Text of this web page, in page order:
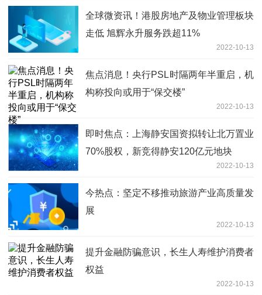
全球微资讯！港股房地产及物业管理板块
走低 旭辉永升服务跌超11%
2022-10-13
焦点消息！央行PSL时隔两年半重启，机
构称投向或用于“保交楼”
2022-10-13
即时焦点：上海静安国资拟转让北万置业
70%股权，新竞得静安120亿元地块
2022-10-13
今热点：坚定不移推动旅游产业高质量发
展
2022-10-13
提升金融防骗意识，长生人寿维护消费者
权益
2022-10-13